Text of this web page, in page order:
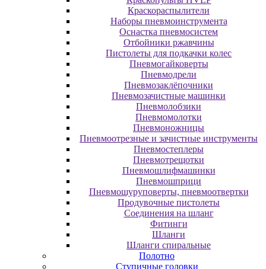
Краскораспылители
Наборы пневмоинструмента
Оснастка пневмосистем
Отбойники ржавчины
Пистолеты для подкачки колес
Пневмогайковерты
Пневмодрели
Пневмозаклёпочники
Пневмозачистные машинки
Пневмолобзики
Пневмомолотки
Пневмоножницы
Пневмоотрезные и зачистные инструменты
Пневмостеплеры
Пневмотрещотки
Пневмошлифмашинки
Пневмошприци
Пневмошуруповерты, пневмоотвертки
Продувочные пистолеты
Соединения на шланг
Фитинги
Шланги
Шланги спиральные
Полотно
Ступичные головки